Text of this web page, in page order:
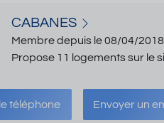
CABANES
Membre depuis le 08/04/2018
Propose 11 logements sur le
téléphone Envoyer un